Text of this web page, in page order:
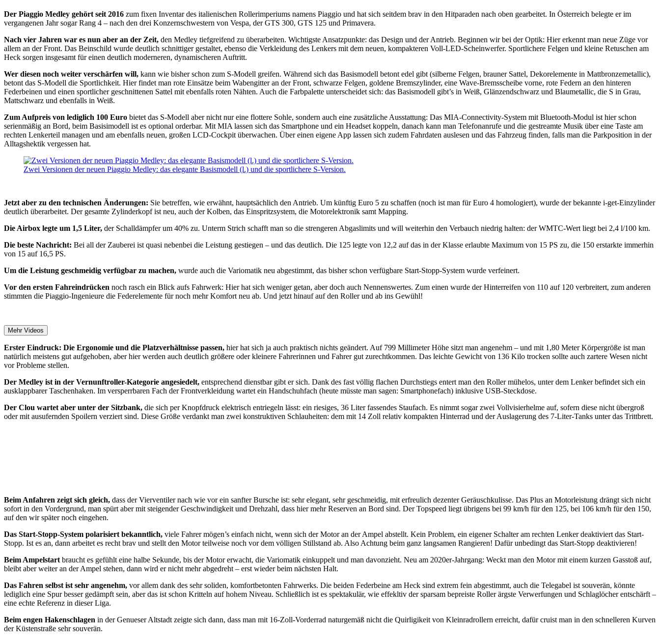
Der Piaggio Medley gehört seit 2016 zum fixen Inventar des italienischen Rollerimperiums namens Piaggio und hat sich seitdem brav in den Hitparaden nach oben gearbeitet. In Österreich belegte er im
vergangenen Jahr sogar Rang 4 – nach den drei Konzernschwestern von Vespa, der GTS 300, GTS 125 und Primavera.
Nach vier Jahren war es nun aber an der Zeit, den Medley tiefgreifend zu überarbeiten. Wichtigste Ansatzpunkte: das Design und der Antrieb. Beginnen wir bei der Optik: Hier erkennt man neue Züge vor
allem an der Front. Das Beinschild wurde deutlich schnittiger gestaltet, ebenso die Verkleidung des Lenkers mit dem neuen, kompakteren Voll-LED-Scheinwerfer. Sportlichere Felgen und kleine Retuschen am
Heck sorgen insgesamt für einen deutlich moderneren, dynamischeren Auftritt.
Wer diesen noch weiter verschärfen will, kann wie bisher schon zum S-Modell greifen. Während sich das Basismodell betont edel gibt (silberne Felgen, brauner Sattel, Dekorelemente in Mattbronzemetallic),
betont das S-Modell die Sportlichkeit. Hier findet man rote Einsätze beim Wabengitter an der Front, schwarze Felgen, goldene Bremszylinder, eine Wave-Bremsscheibe vorne, rote Federn an den hinteren
Federbeinen und einen sportlicher geschnittenen Sattel mit ebenfalls roten Nähten. Auch die Farbpalette unterscheidet sich: das Basismodell gibt’s in Weiß, Glänzendschwarz und Blaumetallic, die S in Grau,
Mattschwarz und ebenfalls in Weiß.
Zum Aufpreis von lediglich 100 Euro bietet das S-Modell aber nicht nur eine flottere Sohle, sondern auch eine zusätzliche Ausstattung: Das MIA-Connectivity-System mit Bluetooth-Modul ist hier schon
serienmäßig an Bord, beim Basisimodell ist es optional orderbar. Mit MIA lassen sich das Smartphone und ein Headset koppeln, danach kann man Telefonanrufe und die gestreamte Musik über eine Taste am
rechten Lenkerteil managen und am ebenfalls neuen, großen LCD-Cockpit überwachen. Über einen eigene App lassen sich zudem Fahrdaten auslesen und das Fahrzeug finden, falls man die Parkposition in der
Alltagshektik vergessen hat.
Zwei Versionen der neuen Piaggio Medley: das elegante Basismodell (l.) und die sportlichere S-Version.
Jetzt aber zu den technischen Änderungen: Sie betreffen, wie erwähnt, hauptsächlich den Antrieb. Um künftig Euro 5 zu schaffen (noch ist man für Euro 4 homologiert), wurde der bekannte i-get-Einzylinder
deutlich überarbeitet. Der gesamte Zylinderkopf ist neu, auch der Kolben, das Einspritzsystem, die Motorelektronik samt Mapping.
Die Airbox legte um 1,5 Liter, der Schalldämpfer um 40% zu. Unterm Strich schafft man so die strengeren Abgaslimits und will weiterhin den Verbauch niedrig halten: der WMTC-Wert liegt bei 2,4 l/100 km.
Die beste Nachricht: Bei all der Zauberei ist quasi nebenbei die Leistung gestiegen – und das deutlich. Die 125 legte von 12,2 auf das in der Klasse erlaubte Maximum von 15 PS zu, die 150 erstarkte immerhin
von 15 auf 16,5 PS.
Um die Leistung geschmeidig verfügbar zu machen, wurde auch die Variomatik neu abgestimmt, das bisher schon verfügbare Start-Stopp-System wurde verfeinert.
Vor den ersten Fahreindrücken noch rasch ein Blick aufs Fahrwerk: Hier hat sich weniger getan, aber doch auch Nennenswertes. Zum einen wurde der Hinterreifen von 110 auf 120 verbreitert, zum anderen
stimmten die Piaggio-Ingenieure die Federelemente für noch mehr Komfort neu ab. Und jetzt hinauf auf den Roller und ab ins Gewühl!
Mehr Videos
Erster Eindruck: Die Ergonomie und die Platzverhältnisse passen, hier hat sich ja auch praktisch nichts geändert. Auf 799 Millimeter Höhe sitzt man angenehm – und mit 1,80 Meter Körpergröße ist man
natürlich meistens gut aufgehoben, aber hier werden auch deutlich größere oder kleinere Fahrerinnen und Fahrer gut zurechtkommen. Das leichte Gewicht von 136 Kilo trocken sollte auch zartere Wesen nicht
vor Probleme stellen.
Der Medley ist in der Vernunftroller-Kategorie angesiedelt, entsprechend dienstbar gibt er sich. Dank des fast völlig flachen Durchstiegs entert man den Roller mühelos, unter dem Lenker befindet sich ein
ausklappbarer Taschenhaken. Im versperrbaren Fach der Frontverkleidung wartet ein Handschuhfach (heute müsste man sagen: Smartphonefach) inklusive USB-Steckdose.
Der Clou wartet aber unter der Sitzbank, die sich per Knopfdruck elektrisch entriegeln lässt: ein riesiges, 36 Liter fassendes Staufach. Es nimmt sogar zwei Vollvisierhelme auf, sofern diese nicht übergroß
oder mit ausufernden Spoilern verziert sind. Diese Größe verdankt man zwei konstruktiven Schlauheiten: dem mit 14 Zoll relativ kompakten Hinterrad und der Auslagerung des 7-Liter-Tanks unter das Trittbrett.
Beim Anfahren zeigt sich gleich, dass der Vierventiler nach wie vor ein sanfter Bursche ist: sehr elegant, sehr geschmeidig, mit erfreulich dezenter Geräuschkulisse. Das Plus an Motorleistung drängt sich nicht
sofort in den Vordergrund, man spürt aber mit steigender Geschwindigkeit und Drehzahl, dass hier mehr Reserven an Bord sind. Der Topspeed liegt übrigens bei 99 km/h für den 125, bei 106 km/h für den 150,
auf den wir später noch eingehen.
Das Start-Stopp-System polarisiert bekanntlich, viele Fahrer mögen’s einfach nicht, wenn sich der Motor an der Ampel abstellt. Kein Problem, ein eigener Schalter am rechten Lenker deaktiviert das Start-
Stopp. Ist es an, dann arbeitet es recht brav und stellt den Motor teilweise noch vor dem völligen Stillstand ab. Also Achtung beim ganz langsamen Rangieren! Dafür unbedingt das Start-Stopp deaktivieren!
Beim Ampelstart braucht es gefühlt eine halbe Sekunde, bis der Motor erwacht, die Variomatik einkuppelt und man davonzieht. Neu am 2020er-Jahrgang: Weckt man den Motor mit einem kurzen Gasstoß auf,
bleibt aber weiter an der Ampel stehen, dann wird er nicht mehr abgedreht – erst wieder beim nächsten Halt.
Das Fahren selbst ist sehr angenehm, vor allem dank des sehr soliden, komfortbetonten Fahrwerks. Die beiden Federbeine am Heck sind extrem fein abgestimmt, auch die Telegabel ist souverän, könnte
lediglich eine Spur besser gedämpft sein, aber das ist schon Kritteln auf hohem Niveau. Schließlich ist es spektakulär, wie effekltiv der sparsam bepreiste Roller ärgste Verwerfungen und Schlaglöcher entschärft –
eine echte Referenz in dieser Liga.
Beim engen Hakenschlagen in der Genueser Altstadt zeigte sich dann, dass man mit 16-Zoll-Vorderrad naturgemäß nicht die Quirligikeit von Kleinradrollern erreicht, dafür cruist man in den schnelleren Kurven
der Küstenstraße sehr souverän.